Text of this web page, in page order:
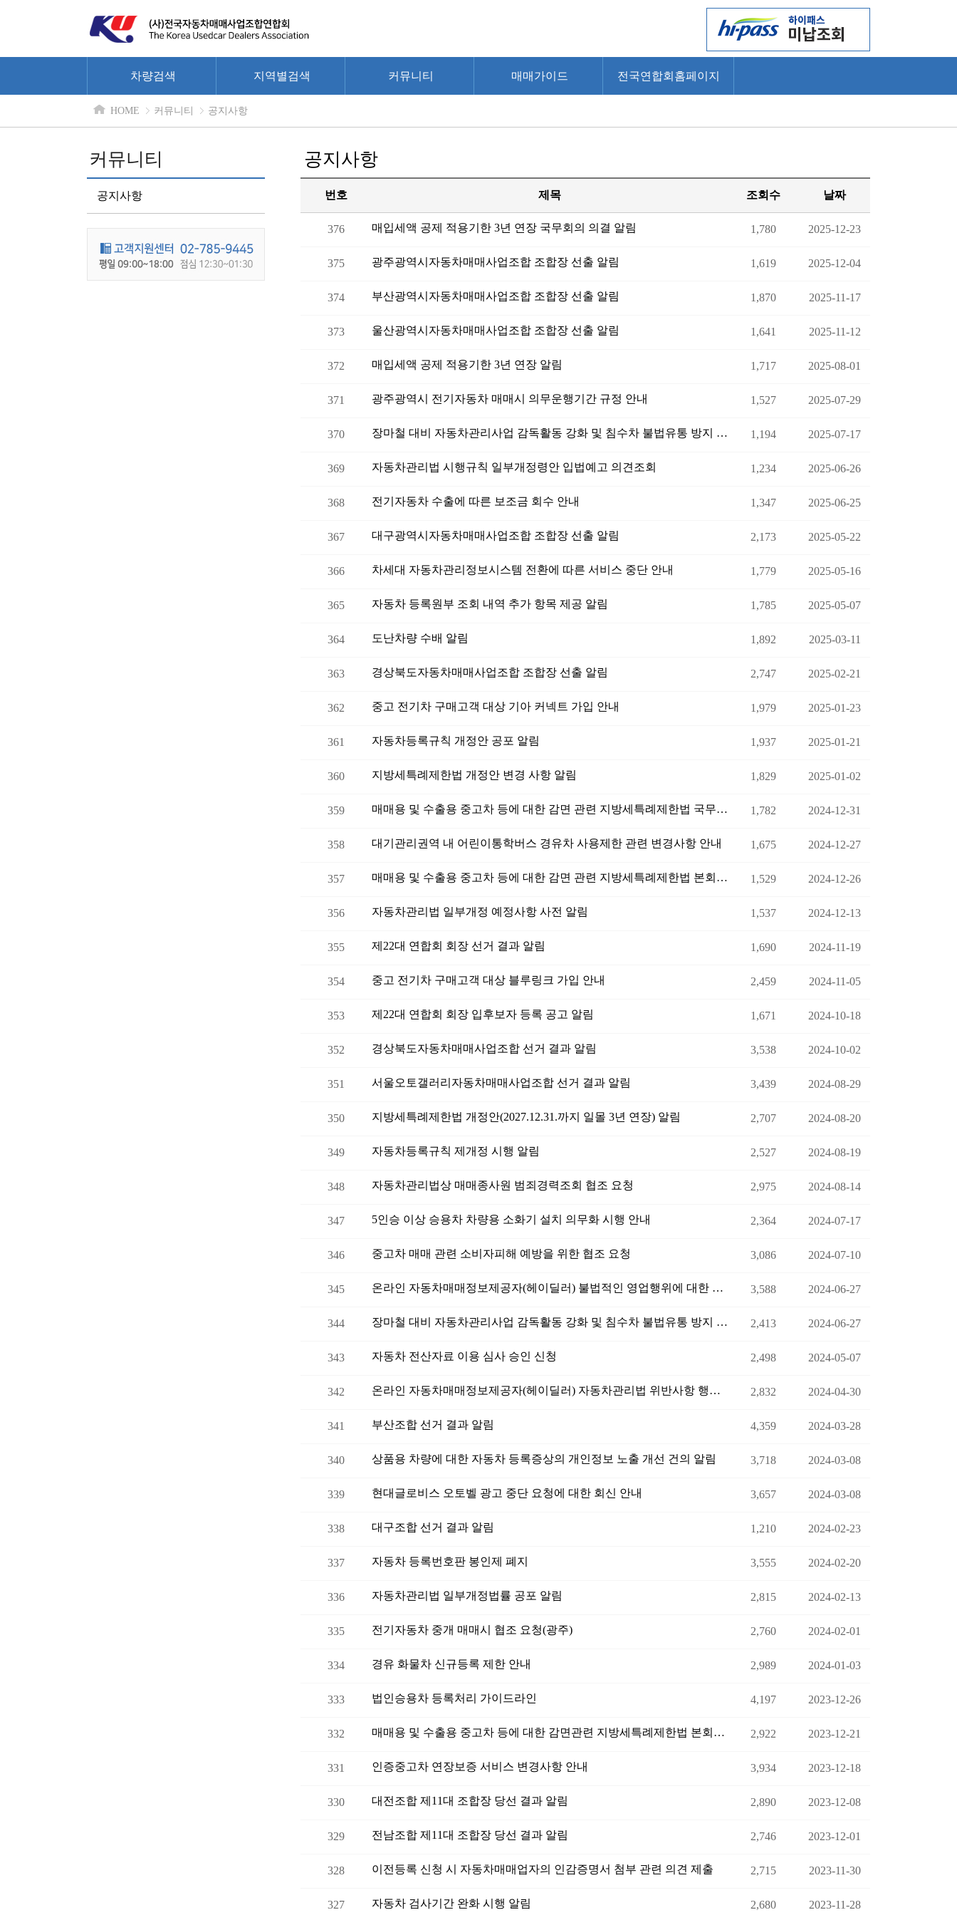
차량검색 지역별검색 커뮤니티 매매가이드 전국연합회홈페이지
HOME 커뮤니티 공지사항
커뮤니티
공지사항
공지사항
번호 제목 조회수 날짜
376 매입세액 공제 적용기한 3년 연장 국무회의 의결 알림 1,780 2025-12-23
375 광주광역시자동차매매사업조합 조합장 선출 알림 1,619 2025-12-04
374 부산광역시자동차매매사업조합 조합장 선출 알림 1,870 2025-11-17
373 울산광역시자동차매매사업조합 조합장 선출 알림 1,641 2025-11-12
372 매입세액 공제 적용기한 3년 연장 알림 1,717 2025-08-01
371 광주광역시 전기자동차 매매시 의무운행기간 규정 안내 1,527 2025-07-29
370 장마철 대비 자동차관리사업 감독활동 강화 및 침수차 불법유통 방지 협조 요청 1,194 2025-07-17
369 자동차관리법 시행규칙 일부개정령안 입법예고 의견조회 1,234 2025-06-26
368 전기자동차 수출에 따른 보조금 회수 안내 1,347 2025-06-25
367 대구광역시자동차매매사업조합 조합장 선출 알림 2,173 2025-05-22
366 차세대 자동차관리정보시스템 전환에 따른 서비스 중단 안내 1,779 2025-05-16
365 자동차 등록원부 조회 내역 추가 항목 제공 알림 1,785 2025-05-07
364 도난차량 수배 알림 1,892 2025-03-11
363 경상북도자동차매매사업조합 조합장 선출 알림 2,747 2025-02-21
362 중고 전기차 구매고객 대상 기아 커넥트 가입 안내 1,979 2025-01-23
361 자동차등록규칙 개정안 공포 알림 1,937 2025-01-21
360 지방세특례제한법 개정안 변경 사항 알림 1,829 2025-01-02
359 매매용 및 수출용 중고차 등에 대한 감면 관련 지방세특례제한법 국무회의 의결 알림 1,782 2024-12-31
358 대기관리권역 내 어린이통학버스 경유차 사용제한 관련 변경사항 안내 1,675 2024-12-27
357 매매용 및 수출용 중고차 등에 대한 감면 관련 지방세특례제한법 본회의 통과 알림 1,529 2024-12-26
356 자동차관리법 일부개정 예정사항 사전 알림 1,537 2024-12-13
355 제22대 연합회 회장 선거 결과 알림 1,690 2024-11-19
354 중고 전기차 구매고객 대상 블루링크 가입 안내 2,459 2024-11-05
353 제22대 연합회 회장 입후보자 등록 공고 알림 1,671 2024-10-18
352 경상북도자동차매매사업조합 선거 결과 알림 3,538 2024-10-02
351 서울오토갤러리자동차매매사업조합 선거 결과 알림 3,439 2024-08-29
350 지방세특례제한법 개정안(2027.12.31.까지 일몰 3년 연장) 알림 2,707 2024-08-20
349 자동차등록규칙 제개정 시행 알림 2,527 2024-08-19
348 자동차관리법상 매매종사원 범죄경력조회 협조 요청 2,975 2024-08-14
347 5인승 이상 승용차 차량용 소화기 설치 의무화 시행 안내 2,364 2024-07-17
346 중고차 매매 관련 소비자피해 예방을 위한 협조 요청 3,086 2024-07-10
345 온라인 자동차매매정보제공자(헤이딜러) 불법적인 영업행위에 대한 행정 처분 요청 알림 3,588 2024-06-27
344 장마철 대비 자동차관리사업 감독활동 강화 및 침수차 불법유통 방지 협조 요청 2,413 2024-06-27
343 자동차 전산자료 이용 심사 승인 신청 2,498 2024-05-07
342 온라인 자동차매매정보제공자(헤이딜러) 자동차관리법 위반사항 행정처분 요청 2,832 2024-04-30
341 부산조합 선거 결과 알림 4,359 2024-03-28
340 상품용 차량에 대한 자동차 등록증상의 개인정보 노출 개선 건의 알림 3,718 2024-03-08
339 현대글로비스 오토벨 광고 중단 요청에 대한 회신 안내 3,657 2024-03-08
338 대구조합 선거 결과 알림 1,210 2024-02-23
337 자동차 등록번호판 봉인제 폐지 3,555 2024-02-20
336 자동차관리법 일부개정법률 공포 알림 2,815 2024-02-13
335 전기자동차 중개 매매시 협조 요청(광주) 2,760 2024-02-01
334 경유 화물차 신규등록 제한 안내 2,989 2024-01-03
333 법인승용차 등록처리 가이드라인 4,197 2023-12-26
332 매매용 및 수출용 중고차 등에 대한 감면관련 지방세특례제한법 본회의 통과 알림 2,922 2023-12-21
331 인증중고차 연장보증 서비스 변경사항 안내 3,934 2023-12-18
330 대전조합 제11대 조합장 당선 결과 알림 2,890 2023-12-08
329 전남조합 제11대 조합장 당선 결과 알림 2,746 2023-12-01
328 이전등록 신청 시 자동차매매업자의 인감증명서 첨부 관련 의견 제출 2,715 2023-11-30
327 자동차 검사기간 완화 시행 알림 2,680 2023-11-28